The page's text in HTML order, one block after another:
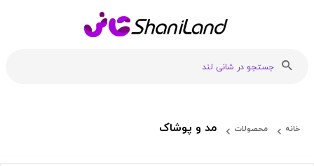
خانه محصولات مد و پوشاک